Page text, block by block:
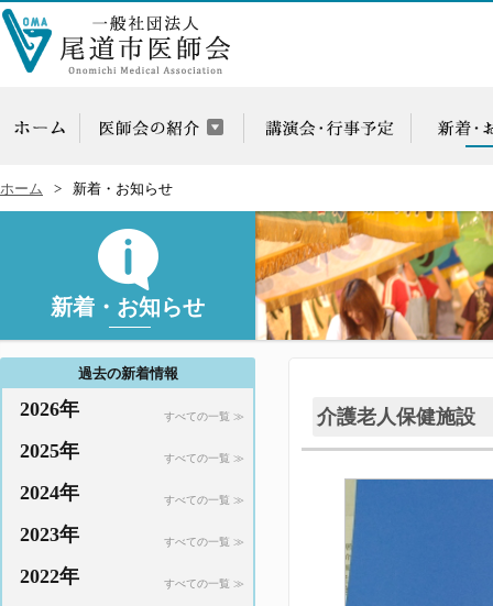
ホーム 新着・お知らせ
新着・お知らせ
介護老人保健施設
過去の新着情報
2026年 すべての一覧 ≫
2025年 すべての一覧 ≫
2024年 すべての一覧 ≫
2023年 すべての一覧 ≫
2022年 すべての一覧 ≫